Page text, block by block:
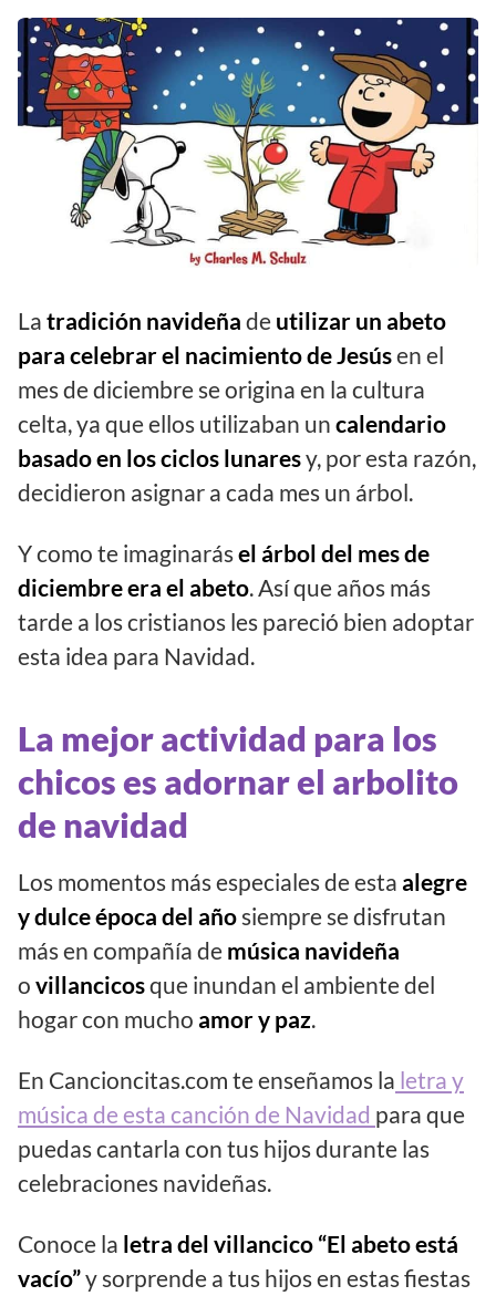
La tradición navideña de utilizar un abeto
para celebrar el nacimiento de Jesúsen el
mes de diciembre se origina en la cultura
celta, ya que ellos utilizaban un calendario
basado en los ciclos lunaresy, por esta razón,
decidieron asignar a cada mes un árbol.
Y como te imaginarásel árbol del mes de
diciembre era el abeto. Así que años más
tarde a los cristianos les pareció bien adoptar
esta idea para Navidad.
La mejor actividad para los
chicos es adornar el arbolito
de navidad
Los momentos más especiales de esta alegre
y dulce época del año siempre se disfrutan
más en compañía de música navideña
o villancicosque inundan el ambiente del
hogar con mucho amor y paz.
En Cancioncitas.com te enseñamos la letra y
música de esta canción de Navidad para que
puedas cantarla con tus hijos durante las
celebraciones navideñas.
Conoce la letra del villancico “El abeto está
vacío”y sorprende a tus hijos en estas fiestas